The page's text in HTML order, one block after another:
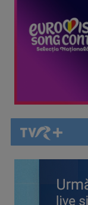
TELEȘCOALA: